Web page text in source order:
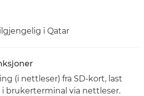
i Qatar
(i nettleser) fra SD-kort, last
brukerterminal via nettleser.